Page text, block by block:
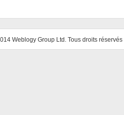
Weblogy Group Ltd. Tous droits